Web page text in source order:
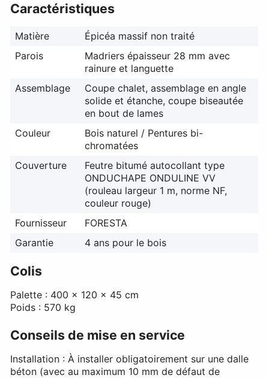
Caractéristiques
Matière
Épicéa massif non traité
Parois
Madriers épaisseur 28 mm avec
rainure et languette
Assemblage
Coupe chalet, assemblage en angle
solide et étanche, coupe biseautée
en bout de lames
Couleur
Bois naturel / Pentures bi-
chromatées
Couverture
Feutre bitumé autocollant type
ONDUCHAPE ONDULINE VV
(rouleau largeur 1 m, norme NF,
couleur rouge)
Fournisseur
FORESTA
Garantie
4 ans pour le bois
Colis
Palette : 400 x 120 x 45 cm
Poids : 570 kg
Conseils de mise en service
Installation : À installer obligatoirement sur une dalle
béton (avec au maximum 10 mm de défaut de